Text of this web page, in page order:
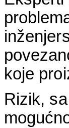
koje
Rizik,